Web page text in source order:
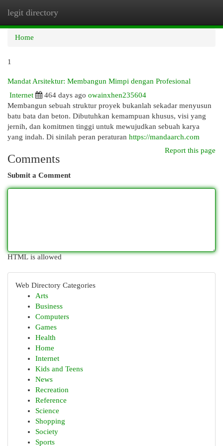
legit directory
Home
1
Mandat Arsitektur: Membangun Mimpi dengan Profesional
Internet
464 days ago owainxhen235604
Membangun sebuah struktur proyek bukanlah sekadar menyusun
batu bata dan beton. Dibutuhkan kemampuan khusus, visi yang
jernih, dan komitmen tinggi untuk mewujudkan sebuah karya
yang indah. Di sinilah peran peraturan https://mandaarch.com
Report this page
Comments
Submit a Comment
HTML is allowed
Web Directory Categories
Arts
Business
Computers
Games
Health
Home
Internet
Kids and Teens
News
Recreation
Reference
Science
Shopping
Society
Sports